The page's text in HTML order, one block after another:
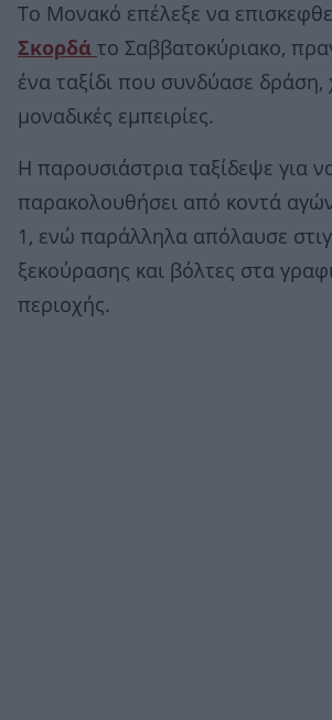
Το Μονακό επέλεξε να
Σκορδά το Σαββατοκύριακο,
ένα ταξίδι που συνδύασε
μοναδικές εμπειρίες.
Η παρουσιάστρια ταξίδεψε για
παρακολουθήσει από κοντά
1, ενώ παράλληλα απόλαυσε
ξεκούρασης και βόλτες στα
περιοχής.